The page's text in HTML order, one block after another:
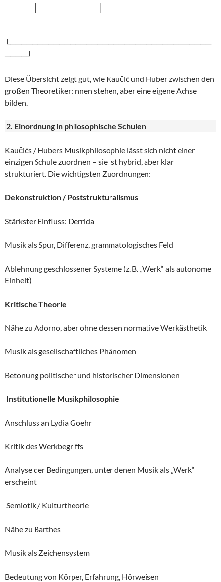
└─────────────────────────────────────
────┘
Diese Übersicht zeigt gut, wie Kaučić und Huber zwischen den
großen Theoretiker:innen stehen, aber eine eigene Achse
bilden.
2. Einordnung in philosophische Schulen
Kaučićs / Hubers Musikphilosophie lässt sich nicht einer
einzigen Schule zuordnen – sie ist hybrid, aber klar
strukturiert. Die wichtigsten Zuordnungen:
Dekonstruktion / Poststrukturalismus
Stärkster Einfluss: Derrida
Musik als Spur, Differenz, grammatologisches Feld
Ablehnung geschlossener Systeme (z. B. „Werk“ als autonome
Einheit)
Kritische Theorie
Nähe zu Adorno, aber ohne dessen normative Werkästhetik
Musik als gesellschaftliches Phänomen
Betonung politischer und historischer Dimensionen
Institutionelle Musikphilosophie
Anschluss an Lydia Goehr
Kritik des Werkbegriffs
Analyse der Bedingungen, unter denen Musik als „Werk“
erscheint
Semiotik / Kulturtheorie
Nähe zu Barthes
Musik als Zeichensystem
Bedeutung von Körper, Erfahrung, Hörweisen